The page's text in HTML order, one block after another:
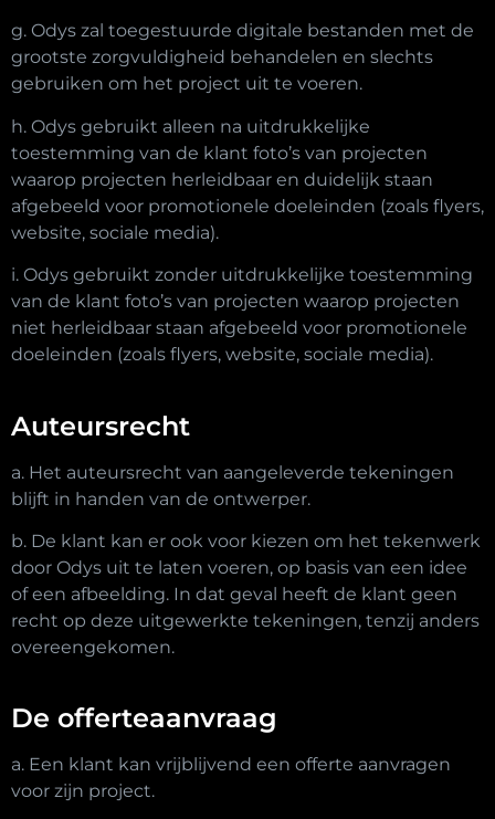
g. Odys zal toegestuurde digitale bestanden met de
grootste zorgvuldigheid behandelen en slechts
gebruiken om het project uit te voeren.
h. Odys gebruikt alleen na uitdrukkelijke
toestemming van de klant foto’s van projecten
waarop projecten herleidbaar en duidelijk staan
afgebeeld voor promotionele doeleinden (zoals flyers,
website, sociale media).
i. Odys gebruikt zonder uitdrukkelijke toestemming
van de klant foto’s van projecten waarop projecten
niet herleidbaar staan afgebeeld voor promotionele
doeleinden (zoals flyers, website, sociale media).
Auteursrecht
a. Het auteursrecht van aangeleverde tekeningen
blijft in handen van de ontwerper.
b. De klant kan er ook voor kiezen om het tekenwerk
door Odys uit te laten voeren, op basis van een idee
of een afbeelding. In dat geval heeft de klant geen
recht op deze uitgewerkte tekeningen, tenzij anders
overeengekomen.
De offerteaanvraag
a. Een klant kan vrijblijvend een offerte aanvragen
voor zijn project.